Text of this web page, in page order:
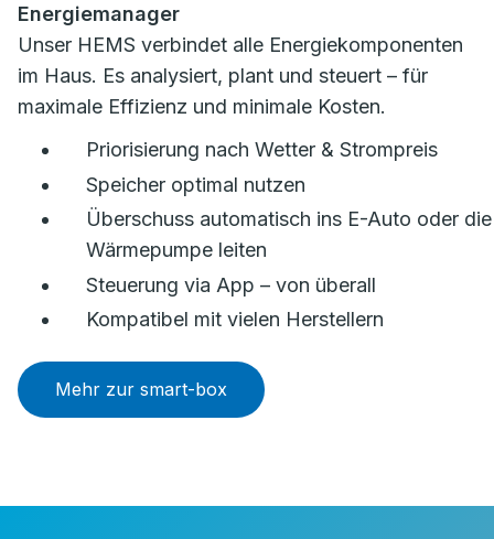
Energiemanager
Unser HEMS verbindet alle Energiekomponenten
im Haus. Es analysiert, plant und steuert – für
maximale Effizienz und minimale Kosten.
Priorisierung nach Wetter & Strompreis
Speicher optimal nutzen
Überschuss automatisch ins E-Auto oder die
Wärmepumpe leiten
Steuerung via App – von überall
Kompatibel mit vielen Herstellern
Mehr zur smart-box